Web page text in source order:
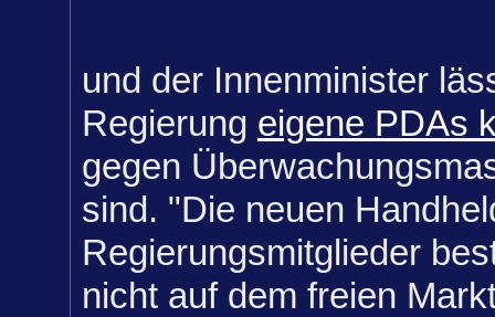
und der Innenminister
Regierung eigene PDAs
gegen
sind. "Die neuen
Regierungsmitglieder
nicht auf dem freien